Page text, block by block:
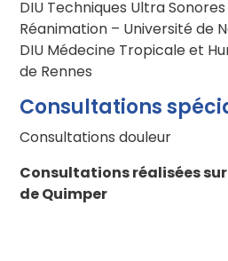
DIU Techniques Ultra
Réanimation – Université de
DIU Médecine Tropicale et
de Rennes
Consultations
Consultations douleur
Consultations réalisées
de Quimper